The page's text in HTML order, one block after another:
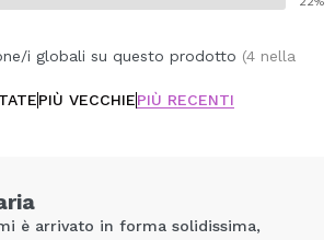
i globali su questo prodotto (4 nella
PIÙ VECCHIEPIÙ RECENTI
è arrivato in forma solidissima,